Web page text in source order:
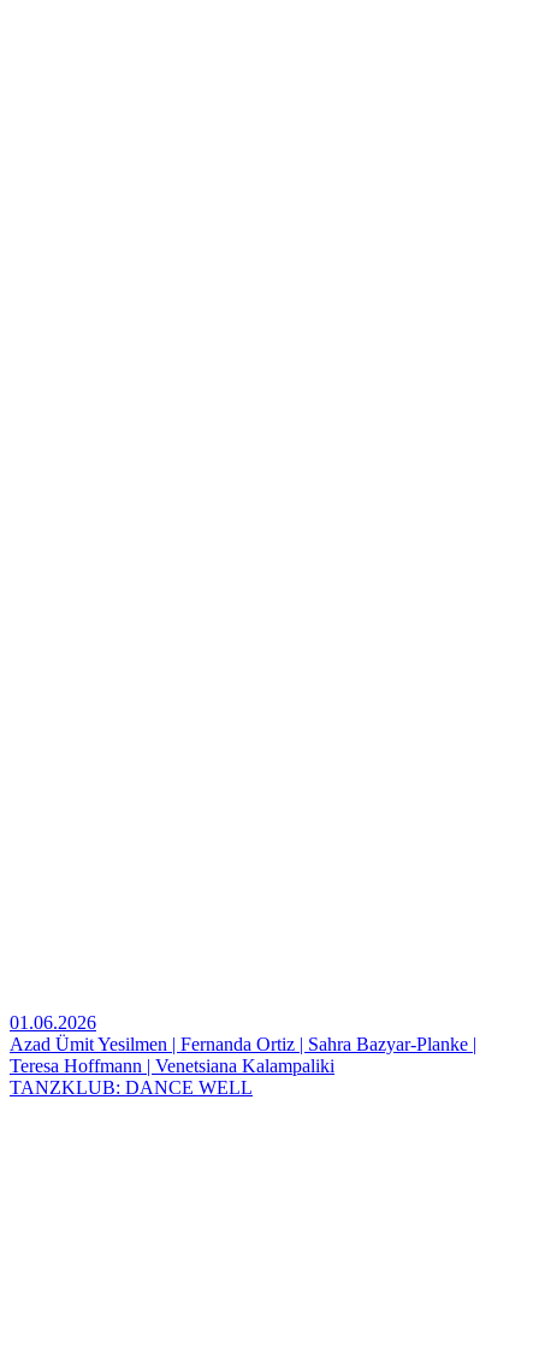
01.06.2026
Azad Ümit Yesilmen | Fernanda Ortiz | Sahra Bazyar-Planke |
Teresa Hoffmann | Venetsiana Kalampaliki
TANZKLUB: DANCE WELL